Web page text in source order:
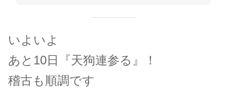
いよいよ
あと10日『天狗連参る』！
稽古も順調です